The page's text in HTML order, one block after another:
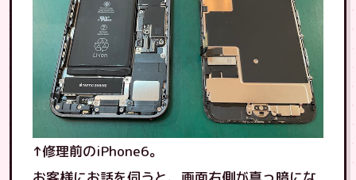
↑修理前のiPhone6。